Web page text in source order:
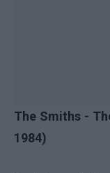
The Smiths -
1984)